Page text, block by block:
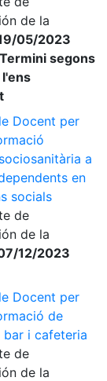
de la
05/2023
segons
Docent per
a
en
socials
de
de la
12/2023
Docent per
de
bar i cafeteria
de
de la